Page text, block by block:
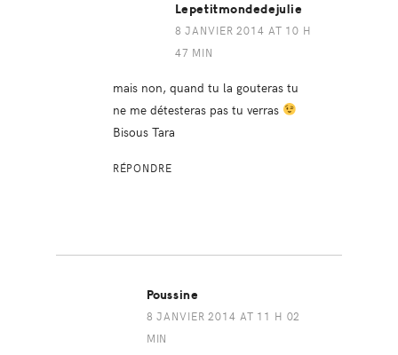
Lepetitmondedejulie
8 JANVIER 2014 AT 10 H
47 MIN
mais non, quand tu la gouteras tu
ne me détesteras pas tu verras
Bisous Tara
RÉPONDRE
Poussine
8 JANVIER 2014 AT 11 H 02
MIN